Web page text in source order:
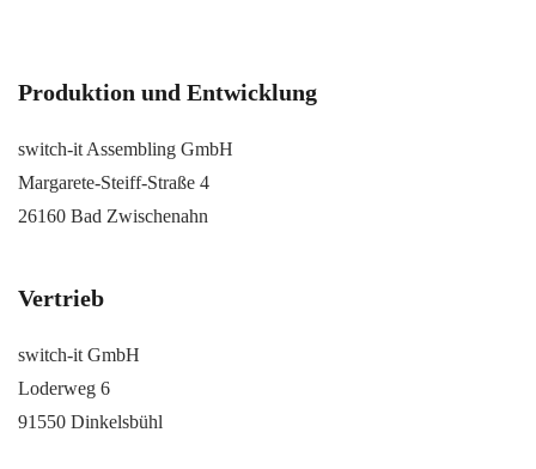
Produktion und Entwicklung
switch-it Assembling GmbH
Margarete-Steiff-Straße 4
26160 Bad Zwischenahn
Vertrieb
switch-it GmbH
Loderweg 6
91550 Dinkelsbühl